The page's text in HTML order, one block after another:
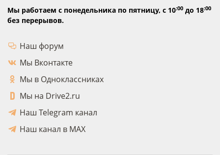
Мы работаем с понедельника по пятницу, с 10:00 до 18:00
без перерывов.
Наш форум
Мы Вконтакте
Мы в Одноклассниках
Мы на Drive2.ru
Наш Telegram канал
Наш канал в MAX